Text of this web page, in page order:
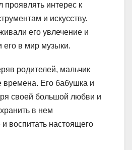
проявлять интерес к
и искусству.
его увлечение и
его в мир музыки.
родителей, мальчик
Его бабушка и
своей большой любви и
в нем
воспитать настоящего